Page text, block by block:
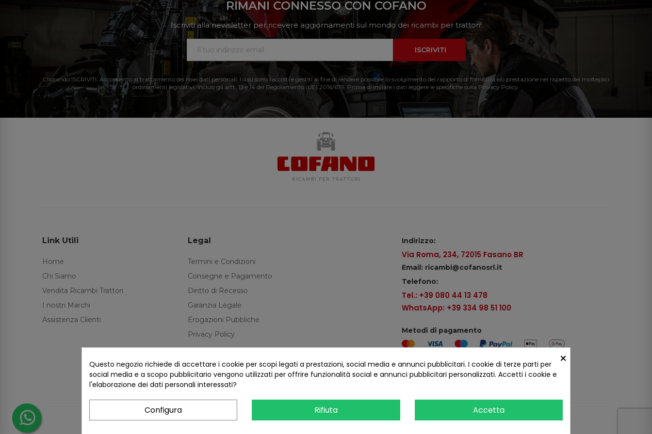
RIMANI CONNESSO CON COFANO
Iscriviti alla newsletter per ricevere aggiornamenti sul mondo dei ricambi per trattori!
ISCRIVITI
Cliccando ISCRIVITI: Acconsento al trattamento dei miei dati personali. I dati sono raccolti e gestiti al fine di rendere possibile lo svolgimento del rapporto di fornitura e/o prestazione nel rispetto dei molteplici
ordinamenti legislativi, inclusi gli artt. 13 e 14 del Regolamento (UE) 2016/679. Prima di inviare i dati leggere le specifiche sulla Privacy Policy.
Link Utili
Home
Chi Siamo
Vendita Ricambi Trattori
I nostri Marchi
Assistenza Clienti
Legal
Termini e Condizioni
Consegne e Pagamento
Diritto di Recesso
Garanzia Legale
Erogazioni Pubbliche
Privacy Policy
Indirizzo:
Via Roma, 234, 72015 Fasano BR
Email: ricambi@cofanosrl.it
Telefono:
Tel.: +39 080 44 13 478
WhatsApp: +39 334 98 51 100
Metodi di pagamento
Seguici sui social
COFANO S.R.L. - P.IVA 01254650748 - TUTTI I DIRITTI RISERVATI
×
Questo negozio richiede di accettare i cookie per scopi legati a prestazioni, social media e annunci pubblicitari. I cookie di terze parti per
social media e a scopo pubblicitario vengono utilizzati per offrire funzionalità social e annunci pubblicitari personalizzati. Accetti i cookie e
l'elaborazione dei dati personali interessati?
Configura Rifiuta Accetta